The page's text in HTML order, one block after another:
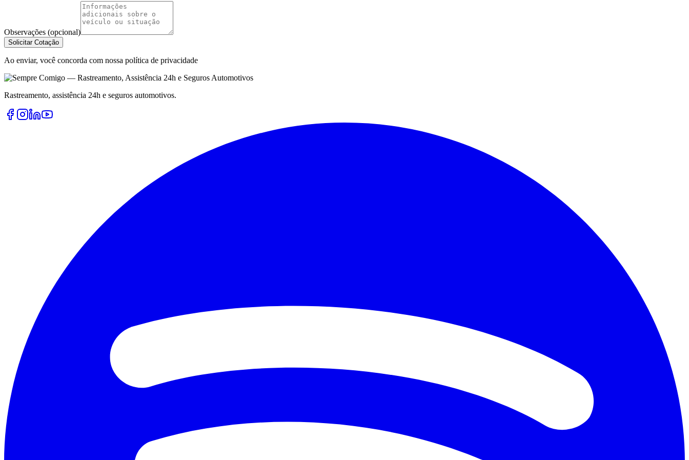
Observações (opcional)
Solicitar Cotação
Ao enviar, você concorda com nossa política de privacidade
Rastreamento, assistência 24h e seguros automotivos.